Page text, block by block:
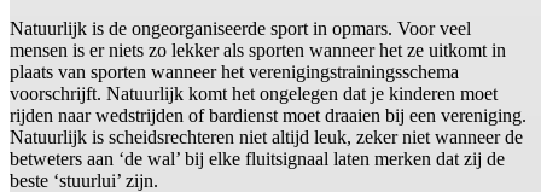
Natuurlijk is de ongeorganiseerde sport in opmars. Voor veel
mensen is er niets zo lekker als sporten wanneer het ze uitkomt in
plaats van sporten wanneer het verenigingstrainingsschema
voorschrijft. Natuurlijk komt het ongelegen dat je kinderen moet
rijden naar wedstrijden of bardienst moet draaien bij een vereniging.
Natuurlijk is scheidsrechteren niet altijd leuk, zeker niet wanneer de
betweters aan ‘de wal’ bij elke fluitsignaal laten merken dat zij de
beste ‘stuurlui’ zijn.